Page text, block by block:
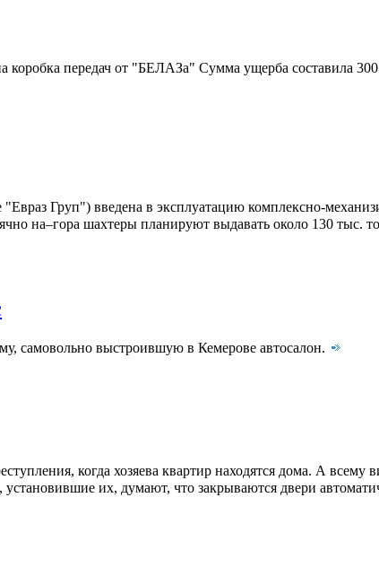
коробка передач от "БЕЛАЗа" Сумма ущерба составила
Груп") введена в эксплуатацию комплексно-
на–гора шахтеры планируют выдавать около 130 тыс.
самовольно выстроившую в Кемерове автосалон.
когда хозяева квартир находятся дома. А
их, думают, что закрываются двери